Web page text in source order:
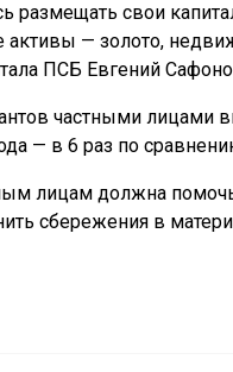
размещать свои
— золото,
ПСБ Евгений
частными
— в 6 раз по
лицам должна
сбережения в